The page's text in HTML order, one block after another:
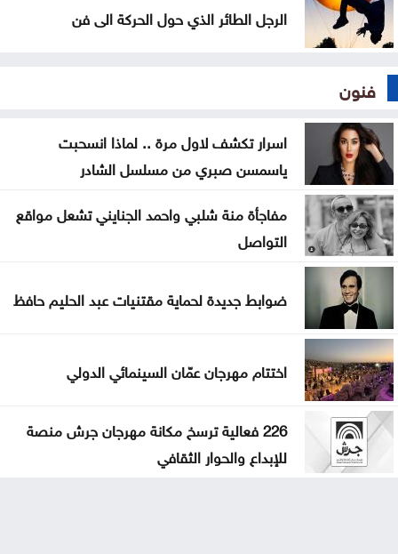
الرجل الطائر الذي حول الحركة الى فن
فنون
اسرار تكشف لاول مرة .. لماذا انسحبت
ياسمسن صبري من مسلسل الشادر
مفاجأة منة شلبي واحمد الجنايني تشعل مواقع
التواصل
ضوابط جديدة لحماية مقتنيات عبد الحليم حافظ
اختتام مهرجان عمّان السينمائي الدولي
226 فعالية ترسخ مكانة مهرجان جرش منصة
للإبداع والحوار الثقافي